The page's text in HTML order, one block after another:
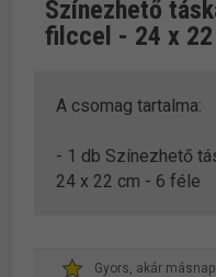
Színezhető
filccel - 24 x
A csomag tartalma:
- 1 db Színezhető
24 x 22 cm - 6 féle
Gyors, akár